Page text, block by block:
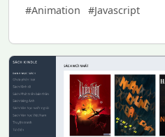
#Animation #Javascript